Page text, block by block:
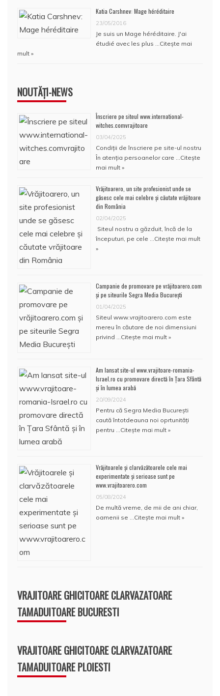
Katia Carshnev: Mage héréditaire
23/05/2016
Je suis un Mage héréditaire. J'ai
étudié avec les plus …Citește mai
mult »
NOUTĂȚI-NEWS
Înscriere pe siteul www.international-
witches.comvrajitoare
03/04/2025
Condiţii de înscriere pe site-ul nostru
În atenţia persoanelor care …Citește
mai mult »
Vrăjitoarero, un site profesionist unde se
găsesc cele mai celebre și căutate vrăjitoare
din România
02/04/2025
Siteul nostru a găzduit, încă de la
începuturi, pe cele …Citește mai mult
»
Campanie de promovare pe vrăjitoarero.com
și pe siteurile Segra Media București
01/04/2025
Siteul www.vrajitoarero.com este
mereu în căutare de noi dimensiuni
privind …Citește mai mult »
Am lansat site-ul www.vrajitoare-romania-
Israel.ro cu promovare directă în Țara Sfântă
și în lumea arabă
20/09/2024
Pentru că Segra Media București
caută întotdeauna noi oprtunități
pentru …Citește mai mult »
Vrăjitoarele și clarvăzătoarele cele mai
experimentate și serioase sunt pe
www.vrajitoarero.com
05/08/2024
De multă vreme, de mii de ani chiar,
oamenii se …Citește mai mult »
VRAJITOARE GHICITOARE CLARVAZATOARE
TAMADUITOARE BUCURESTI
VRAJITOARE GHICITOARE CLARVAZATOARE
TAMADUITOARE PLOIESTI